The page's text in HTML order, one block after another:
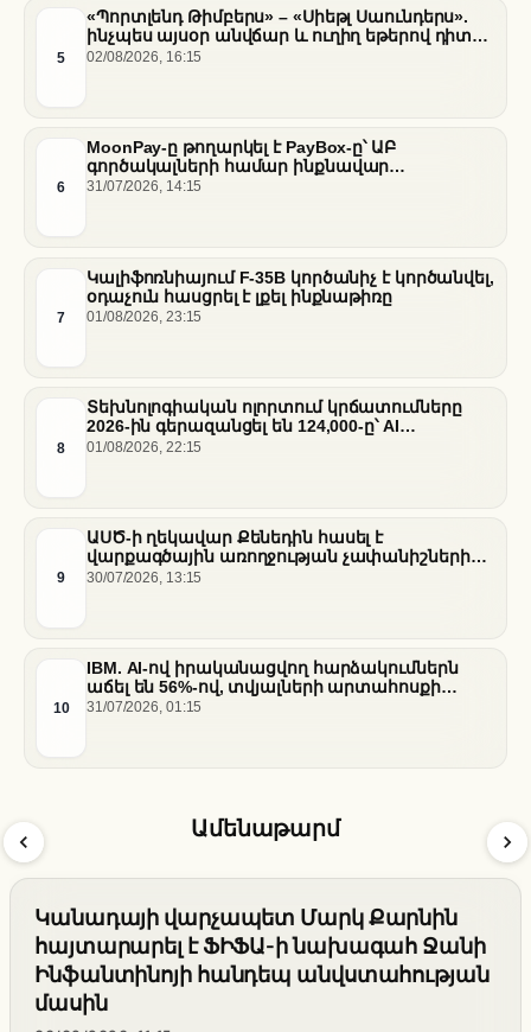
5
«Պորտլենդ Թիմբերս» – «Սիեթլ Սաունդերս».
ինչպես այսօր անվճար և ուղիղ եթերով դիտել
հանդիպումը
02/08/2026, 16:15
6
MoonPay-ը թողարկել է PayBox-ը՝ ԱԲ
գործակալների համար ինքնավար
ֆինանսական գործարքներ ապահովելու
31/07/2026, 14:15
7
Կալիֆոռնիայում F-35B կործանիչ է կործանվել,
օդաչուն հասցրել է լքել ինքնաթիռը
01/08/2026, 23:15
8
Տեխնոլոգիական ոլորտում կրճատումները
2026-ին գերազանցել են 124,000-ը՝ AI
ենթակառուցվածքների վերաբաշխման ֆոնին
01/08/2026, 22:15
9
ԱՍԾ-ի ղեկավար Քենեդին հասել է
վարքագծային առողջության չափանիշների
բարելավման շուրջ ազգային
30/07/2026, 13:15
10
IBM. AI-ով իրականացվող հարձակումներն
աճել են 56%-ով, տվյալների արտահոսքի
ծախսերը հասել են ռեկորդային մակարդակի
31/07/2026, 01:15
Ամենաթարմ
Կանադայի վարչապետ Մարկ Քարնին
հայտարարել է ՖԻՖԱ-ի նախագահ Ջանի
Ինֆանտինոյի հանդեպ անվստահության
մասին